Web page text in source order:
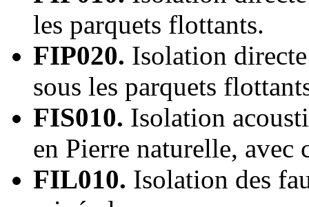
les parquets flottants.
FIP020. Isolation
sous les parquets
FIS010. Isolation
en Pierre naturelle,
FIL010. Isolation des